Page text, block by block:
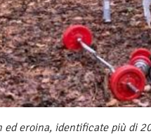
ed eroina, identificate più di